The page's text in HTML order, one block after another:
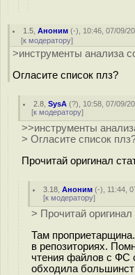
1.5 ,Аноним (-), 10:46, 07/09/
[к модератору]
>инструменты анализа
Огласите список плз?
2.8 ,SysA (?), 10:58, 07/09/
[к модератору]
>>инструменты
> Огласите список
Прочитай оригинал
3.18 ,Аноним (-), 11:44,
[к модератору]
> Прочитай
Там
в репозиториях.
чтения файлов с ФС
обходила